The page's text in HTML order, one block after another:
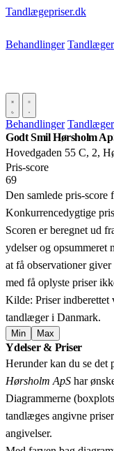
Tandlægepriser.dk
Behandlinger Tandlæger
Behandlinger Tandlæger
Godt Smil Hørsholm
Hovedgaden 55 C, 2,
Pris‑score
69
Den samlede pris-
Konkurrencedygtige
Scoren er beregnet ud
ydelser og opsummeret
at få observationer
med få oplyste priser
Kilde: Priser indberettet
tandlæger i Danmark.
Min Max
+
−
Ydelser & Priser
Herunder kan du se det
Hørsholm ApS har
Diagrammerne
tandlæges angivne
angivelser.